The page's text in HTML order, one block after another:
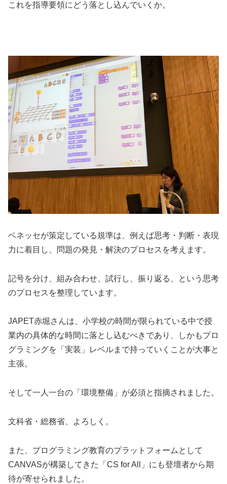
これを指導要領にどう落とし込んでいくか。
ベネッセが策定している規準は、例えば思考・判断・表現
力に着目し、問題の発見・解決のプロセスを考えます。
記号を分け、組み合わせ、試行し、振り返る、という思考
のプロセスを整理しています。
JAPET赤堀さんは、小学校の時間が限られている中で授
業内の具体的な時間に落とし込むべきであり、しかもプロ
グラミングを「実装」レベルまで持っていくことが大事と
主張。
そして一人一台の「環境整備」が必須と指摘されました。
文科省・総務省、よろしく。
また、プログラミング教育のプラットフォームとして
CANVASが構築してきた「CS for All」にも登壇者から期
待が寄せられました。